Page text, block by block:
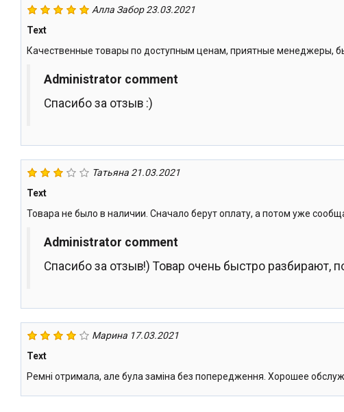
Алла Забор 23.03.2021
Text
Качественные товары по доступным ценам, приятные менеджеры,
Administrator comment
Спасибо за отзыв :)
Татьяна 21.03.2021
Text
Товара не было в наличии. Сначало берут оплату, а потом уже
Administrator comment
Спасибо за отзыв!) Товар очень быстро разбирают,
Марина 17.03.2021
Text
Ремні отримала, але була заміна без попередження. Хорошее